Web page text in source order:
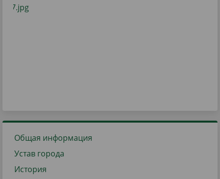
Общая информация
Устав города
История